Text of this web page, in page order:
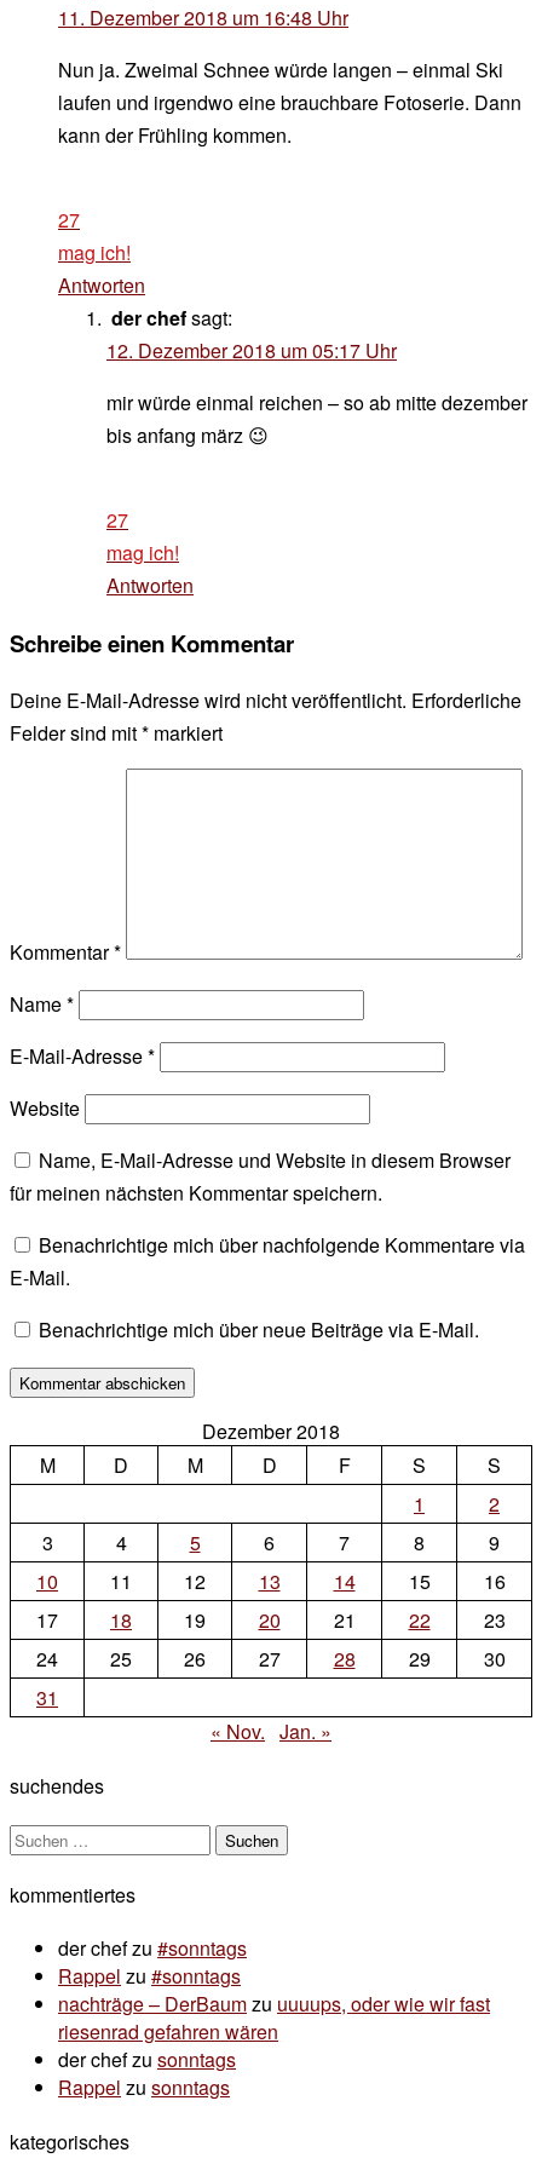
11. Dezember 2018 um 16:48 Uhr
Nun ja. Zweimal Schnee würde langen – einmal Ski
laufen und irgendwo eine brauchbare Fotoserie. Dann
kann der Frühling kommen.
27
mag ich!
Antworten
der chefsagt:
12. Dezember 2018 um 05:17 Uhr
mir würde einmal reichen – so ab mitte dezember
bis anfang märz 😉
27
mag ich!
Antworten
Schreibe einen Kommentar
Deine E-Mail-Adresse wird nicht veröffentlicht. Erforderliche
Felder sind mit* markiert
Kommentar*
Name*
E-Mail-Adresse*
Website
Name, E-Mail-Adresse und Website in diesem Browser
für meinen nächsten Kommentar speichern.
Benachrichtige mich über nachfolgende Kommentare via
E-Mail.
Benachrichtige mich über neue Beiträge via E-Mail.
Dezember 2018
M
D M D F S
S
1
2
3
4 5 6 7 8
9
10
11 12 13 14 15
16
17
18 19 20 21 22
23
24
25 26 27 28 29
30
31
« Nov. Jan. »
suchendes
Suchen
kommentiertes
der chefzu #sonntags
Rappel zu #sonntags
nachträge – DerBaumzu uuuups, oder wie wir fast
riesenrad gefahren wären
der chefzu sonntags
Rappel zu sonntags
kategorisches